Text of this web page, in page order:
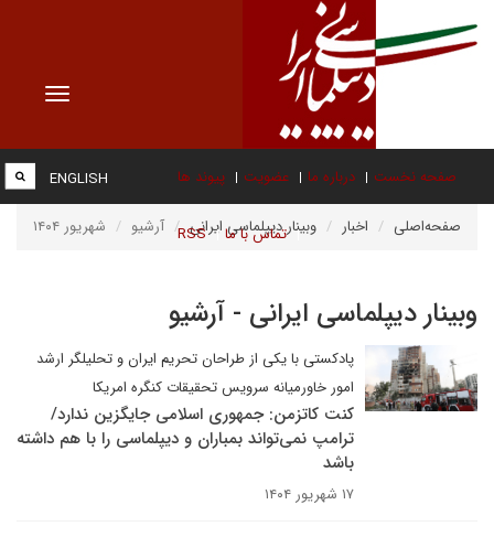
Toggle
صفحه نخست درباره ما عضویت پیوند ها
تماس با ما RSS
ENGLISH
صفحه‌اصلی اخبار وبینار دیپلماسی ایرانی آرشیو شهریور ۱۴۰۴
وبینار دیپلماسی ایرانی - آرشیو
پادکستی با یکی از طراحان تحریم ایران و تحلیلگر ارشد
امور خاورمیانه سرویس تحقیقات کنگره امریکا
کنت کاتزمن: جمهوری اسلامی جایگزین ندارد/
ترامپ نمی‌تواند بمباران و دیپلماسی را با هم داشته
باشد
۱۷ شهریور ۱۴۰۴